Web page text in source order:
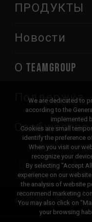
ПРОДУКТЫ
Новости
О TEAMGROUP
Поддержка
Сообщество
© 2026 Team Group Inc.
We are dedicated to
according to the
implemented
Cookies are small
identify the preference
When you visit our
recognize your
By selecting "Accept
experience on our
the analysis of website
recommend marketing
You may also click on
your browsing